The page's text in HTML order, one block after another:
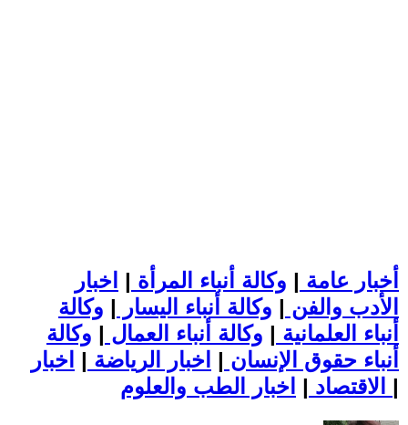
أخبار عامة | وكالة أنباء المرأة | اخبار
الأدب والفن | وكالة أنباء اليسار | وكالة
أنباء العلمانية | وكالة أنباء العمال | وكالة
أنباء حقوق الإنسان | اخبار الرياضة | اخبار
الاقتصاد | |